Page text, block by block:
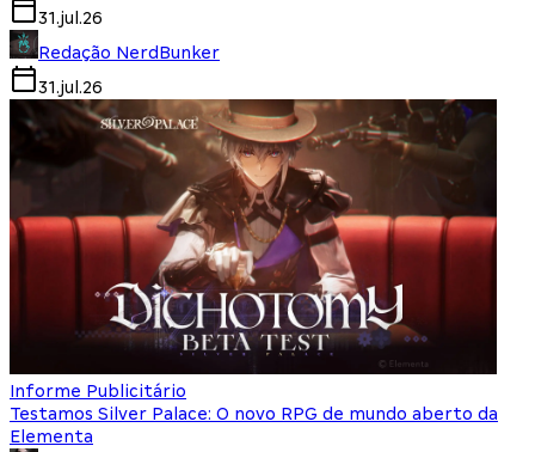
31.jul.26
Redação NerdBunker
31.jul.26
Informe Publicitário
Testamos Silver Palace: O novo RPG de mundo aberto da
Elementa